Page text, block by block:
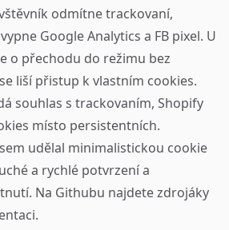
odmítne trackovaní,
Google Analytics a FB pixel. U
o přechodu do režimu bez
liší přistup k vlastním cookies.
souhlas s trackovaním, Shopify
místo persistentních.
udělal minimalistickou cookie
a rychlé potvrzení a
Na Githubu najdete zdrojáky